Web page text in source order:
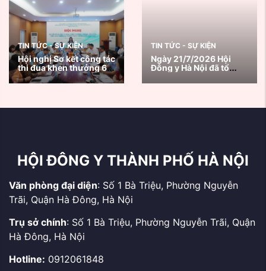
cộng đồng
TIN TỨC - SỰ KIỆN
Hội nghị Sơ kết công tác
thi đua khen thưởng 6
tháng đầu năm, triển
khai nhiệm vụ trọng
TIN TỨC - SỰ KIỆN
Ngày 21/7/2026 Hội
Đông y Hà Nội đã tổ
Khám, tư vấn sức khoẻ
HỘI ĐÔNG Y THÀNH PHỐ HÀ NỘI
Văn phòng đại diện: Số 1 Bà Triệu, Phường Nguyễn
Trãi, Quận Hà Đông, Hà Nội
Trụ sở chính: Số 1 Bà Triệu, Phường Nguyễn Trãi, Quận
Hà Đông, Hà Nội
Hotline: 0912061848